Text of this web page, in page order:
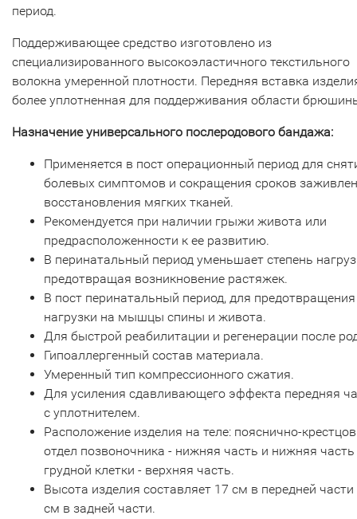
период.
Поддерживающее средство изготовлено из
специализированного высокоэластичного текстильного
волокна умеренной плотности. Передняя вставка
более уплотненная для поддерживания области
Назначение универсального послеродового бандажа:
Применяется в пост операционный период для
болевых симптомов и сокращения сроков
восстановления мягких тканей.
Рекомендуется при наличии грыжи живота или
предрасположенности к ее развитию.
В перинатальный период уменьшает степень
предотвращая возникновение растяжек.
В пост перинатальный период, для предотвращения
нагрузки на мышцы спины и живота.
Для быстрой реабилитации и регенерации после
Гипоаллергенный состав материала.
Умеренный тип компрессионного сжатия.
Для усиления сдавливающего эффекта передняя
с уплотнителем.
Расположение изделия на теле: пояснично-
отдел позвоночника - нижняя часть и нижняя часть
грудной клетки - верхняя часть.
Высота изделия составляет 17 см в передней части
см в задней части.